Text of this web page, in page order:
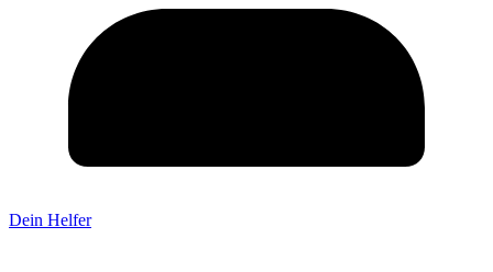
Dein Helfer